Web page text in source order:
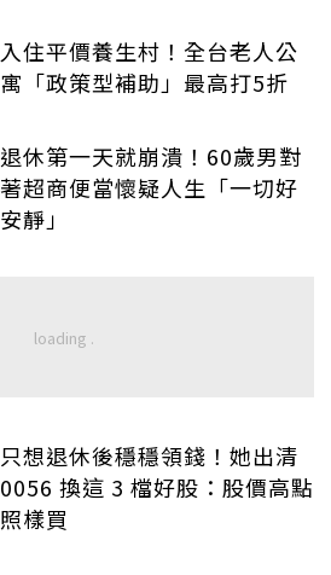
入住平價養生村！全台老人公
寓「政策型補助」最高打5折
退休第一天就崩潰！60歲男對
著超商便當懷疑人生「一切好
安靜」
只想退休後穩穩領錢！她出清
0056 換這 3 檔好股：股價高點
照樣買